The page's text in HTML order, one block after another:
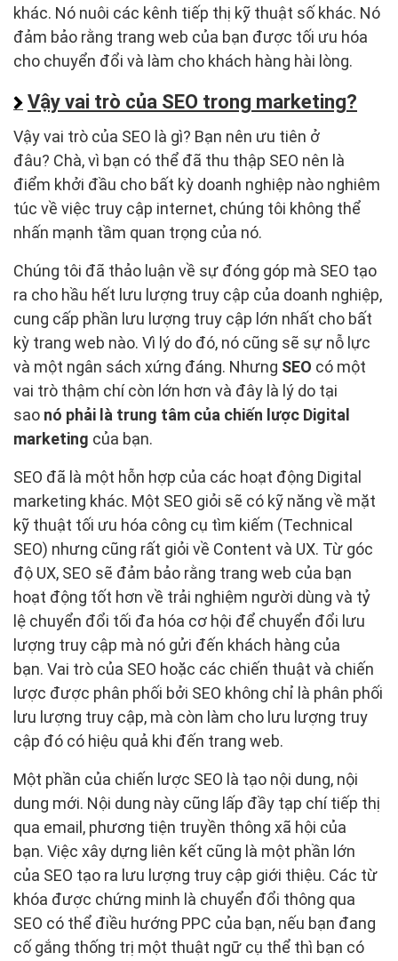
khác. Nó nuôi các kênh tiếp thị kỹ thuật số khác. Nó
đảm bảo rằng trang web của bạn được tối ưu hóa
cho chuyển đổi và làm cho khách hàng hài lòng.
Vậy vai trò của SEO trong marketing?
Vậy vai trò của SEO là gì? Bạn nên ưu tiên ở
đâu? Chà, vì bạn có thể đã thu thập SEO nên là
điểm khởi đầu cho bất kỳ doanh nghiệp nào nghiêm
túc về việc truy cập internet, chúng tôi không thể
nhấn mạnh tầm quan trọng của nó.
Chúng tôi đã thảo luận về sự đóng góp mà SEO tạo
ra cho hầu hết lưu lượng truy cập của doanh nghiệp,
cung cấp phần lưu lượng truy cập lớn nhất cho bất
kỳ trang web nào. Vì lý do đó, nó cũng sẽ sự nỗ lực
và một ngân sách xứng đáng. Nhưng SEO có một
vai trò thậm chí còn lớn hơn và đây là lý do tại
sao nó phải là trung tâm của chiến lược Digital
marketing của bạn.
SEO đã là một hỗn hợp của các hoạt động Digital
marketing khác. Một SEO giỏi sẽ có kỹ năng về mặt
kỹ thuật tối ưu hóa công cụ tìm kiếm (Technical
SEO) nhưng cũng rất giỏi về Content và UX. Từ góc
độ UX, SEO sẽ đảm bảo rằng trang web của bạn
hoạt động tốt hơn về trải nghiệm người dùng và tỷ
lệ chuyển đổi tối đa hóa cơ hội để chuyển đổi lưu
lượng truy cập mà nó gửi đến khách hàng của
bạn. Vai trò của SEO hoặc các chiến thuật và chiến
lược được phân phối bởi SEO không chỉ là phân phối
lưu lượng truy cập, mà còn làm cho lưu lượng truy
cập đó có hiệu quả khi đến trang web.
Một phần của chiến lược SEO là tạo nội dung, nội
dung mới. Nội dung này cũng lấp đầy tạp chí tiếp thị
qua email, phương tiện truyền thông xã hội của
bạn. Việc xây dựng liên kết cũng là một phần lớn
của SEO tạo ra lưu lượng truy cập giới thiệu. Các từ
khóa được chứng minh là chuyển đổi thông qua
SEO có thể điều hướng PPC của bạn, nếu bạn đang
cố gắng thống trị một thuật ngữ cụ thể thì bạn có